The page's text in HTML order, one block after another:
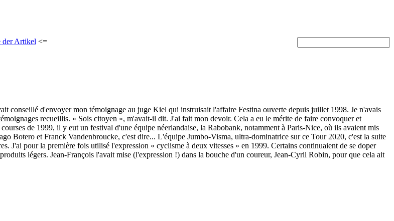
der Artikel <=
conseillé d'envoyer mon témoignage au juge Kiel qui instruisait l'affaire Festina ouverte depuis juillet 1998. Je n'avais
recueillis. « Sois citoyen », m'avait-il dit. J'ai fait mon devoir. Cela a eu le mérite de faire convoquer et
de 1999, il y eut un festival d'une équipe néerlandaise, la Rabobank, notamment à Paris-Nice, où ils avaient mis
Botero et Franck Vandenbroucke, c'est dire... L'équipe Jumbo-Visma, ultra-dominatrice sur ce Tour 2020, c'est la suite
J'ai pour la première fois utilisé l'expression « cyclisme à deux vitesses » en 1999. Certains continuaient de se doper
légers. Jean-François l'avait mise (l'expression !) dans la bouche d'un coureur, Jean-Cyril Robin, pour que cela ait